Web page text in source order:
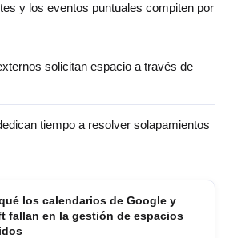
y los eventos puntuales compiten por
solicitan espacio a través de
tiempo a resolver solapamientos
los calendarios de Google y
fallan en la gestión de espacios